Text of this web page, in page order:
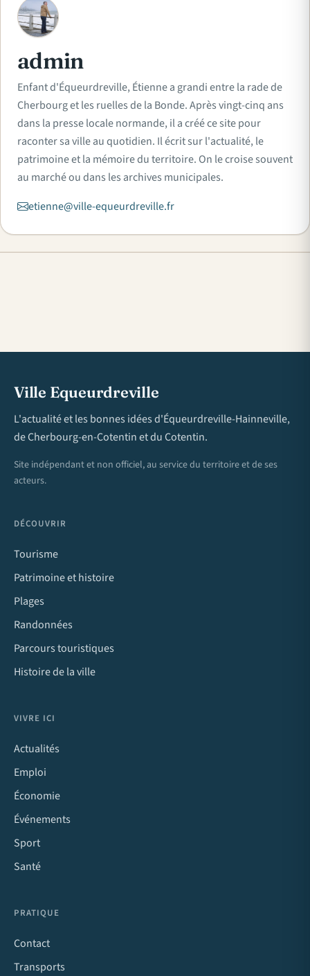
A
admin
Enfant d'Équeurdreville, Étienne a grandi entre la rade de
Cherbourg et les ruelles de la Bonde. Après vingt-cinq ans
dans la presse locale normande, il a créé ce site pour
raconter sa ville au quotidien. Il écrit sur l'actualité, le
patrimoine et la mémoire du territoire. On le croise souvent
au marché ou dans les archives municipales.
etienne@ville-equeurdreville.fr
Ville Equeurdreville
L'actualité et les bonnes idées d'Équeurdreville-Hainneville,
de Cherbourg-en-Cotentin et du Cotentin.
Site indépendant et non officiel, au service du territoire et de ses
acteurs.
DÉCOUVRIR
Tourisme
Patrimoine et histoire
Plages
Randonnées
Parcours touristiques
Histoire de la ville
VIVRE ICI
Actualités
Emploi
Économie
Événements
Sport
Santé
PRATIQUE
Contact
Transports